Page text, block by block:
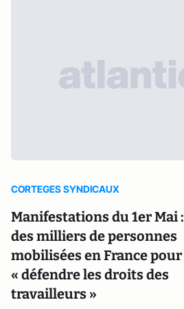
CORTEGES SYNDICAUX
Manifestations du 1er Mai :
des milliers de personnes
mobilisées en France pour
« défendre les droits des
travailleurs »